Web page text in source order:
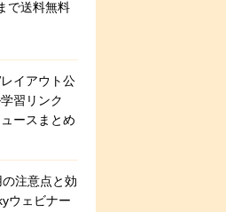
で送料無料
イアウト公
習リンク
ースまとめ
注意点と効
ウェビナー